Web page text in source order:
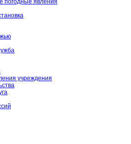
погодные явления
учреждения